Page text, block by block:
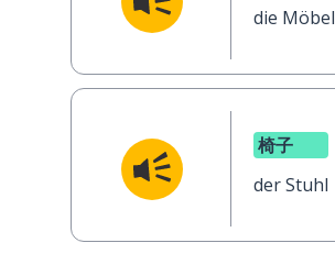
die Möbel
椅子
der Stuhl